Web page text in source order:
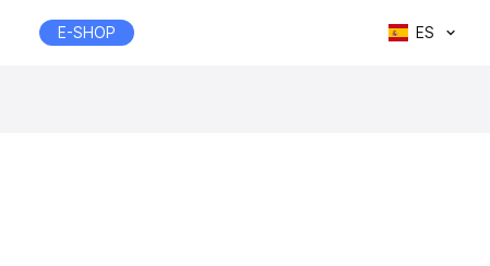
E-SHOP ES